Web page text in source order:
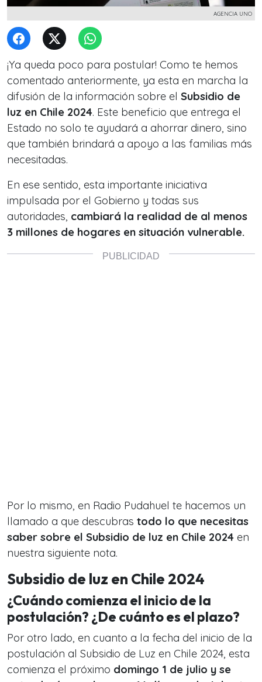
AGENCIA UNO
¡Ya queda poco para postular! Como te hemos
comentado anteriormente, ya esta en marcha la
difusión de la información sobre el Subsidio de
luz en Chile 2024. Este beneficio que entrega el
Estado no solo te ayudará a ahorrar dinero, sino
que también brindará a apoyo a las familias más
necesitadas.
En ese sentido, esta importante iniciativa
impulsada por el Gobierno y todas sus
autoridades, cambiará la realidad de al menos
3 millones de hogares en situación vulnerable.
Por lo mismo, en Radio Pudahuel te hacemos un
llamado a que descubras todo lo que necesitas
saber sobre el Subsidio de luz en Chile 2024 en
nuestra siguiente nota.
Subsidio de luz en Chile 2024
¿Cuándo comienza el inicio de la
postulación? ¿De cuánto es el plazo?
Por otro lado, en cuanto a la fecha del inicio de la
postulación al Subsidio de Luz en Chile 2024, esta
comienza el próximo domingo 1 de julio y se